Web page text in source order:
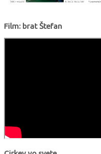
Film: brat Štefan